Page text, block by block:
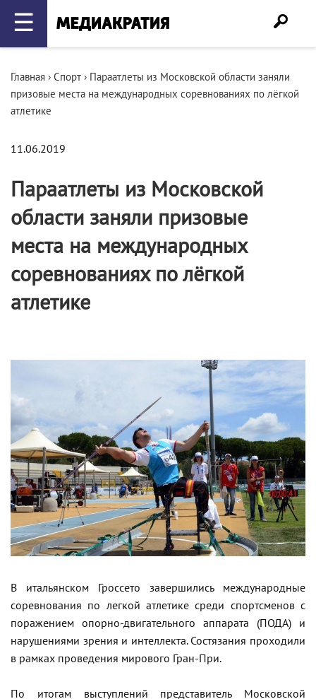
☰
Главная › Спорт › Параатлеты из Московской области заняли
призовые места на международных соревнованиях по лёгкой
атлетике
11.06.2019
Параатлеты из Московской
области заняли призовые
места на международных
соревнованиях по лёгкой
атлетике
В итальянском Гроссето завершились международные
соревнования по легкой атлетике среди спортсменов с
поражением опорно-двигательного аппарата (ПОДА) и
нарушениями зрения и интеллекта. Состязания проходили
в рамках проведения мирового Гран-При.
По итогам выступлений представитель Московской